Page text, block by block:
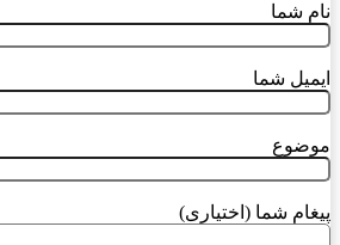
نام شما
ایمیل شما
موضوع
پیغام شما (اختیاری)